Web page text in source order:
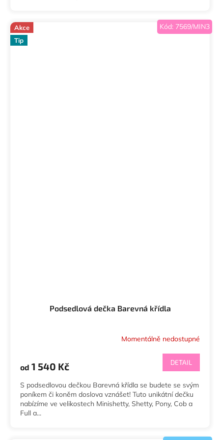
Akce
Tip
Podsedlová dečka Barevná křídla
je
z
5
hvězdiček.
Momentálně nedostupné
od 1 540 Kč DETAIL
S podsedlovou dečkou Barevná křídla se budete se svým
poníkem či koněm doslova vznášet! Tuto unikátní dečku
nabízíme ve velikostech Minishetty, Shetty, Pony, Cob a
Full a...
Kód: 7569/MIN3